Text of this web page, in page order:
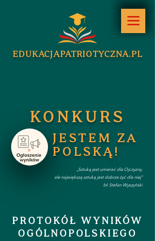
EDUKACJAPATRIOTYCZNA.PL
KONKURS
JESTEM ZA
POLSKĄ!
„Sztuką jest umierać dla Ojczyzny,
ale największą sztuką jest dobrze żyć dla niej”
bł. Stefan Wyszyński
PROTOKÓŁ WYNIKÓW
OGÓLNOPOLSKIEGO